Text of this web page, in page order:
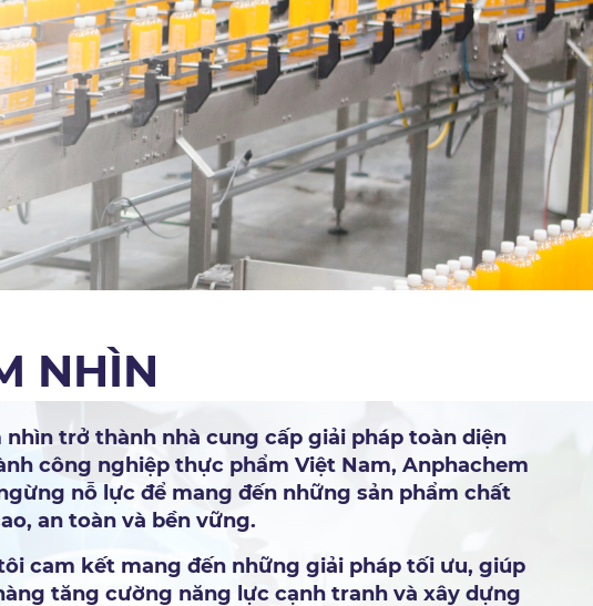
NHÌN
nhìn trở thành nhà cung cấp giải pháp toàn diện
công nghiệp thực phẩm Việt Nam, Anphachem
nỗ lực để mang đến những sản phẩm chất
an toàn và bền vững.
cam kết mang đến những giải pháp tối ưu, giúp
tăng cường năng lực cạnh tranh và xây dựng